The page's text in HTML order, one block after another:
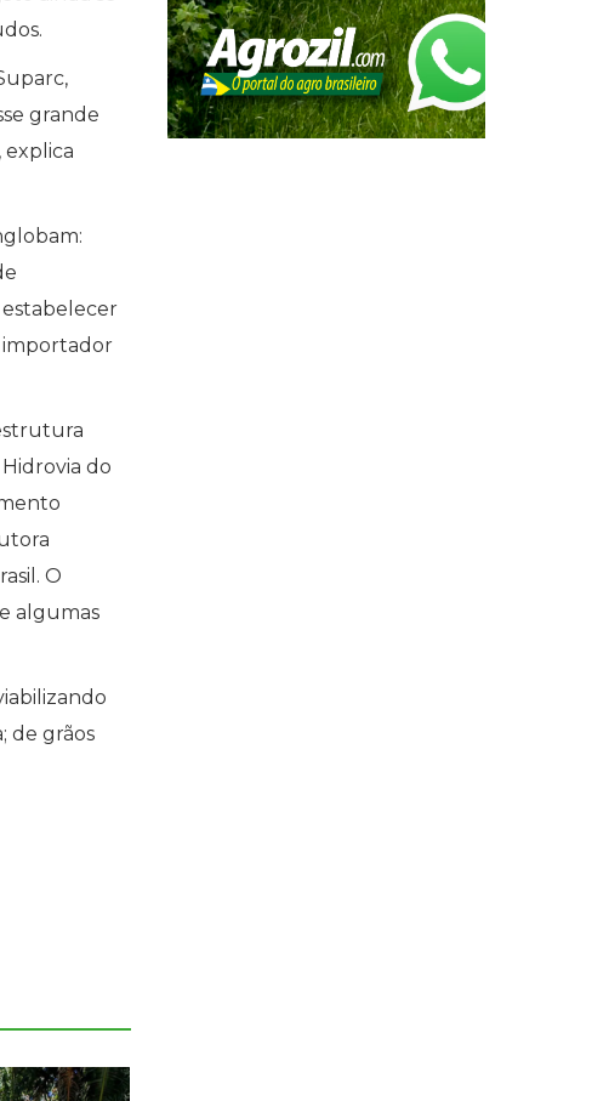
grande
explica
importador
do
O
algumas
de grãos